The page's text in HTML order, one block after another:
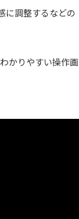
に調整するなどの
かりやすい操作画